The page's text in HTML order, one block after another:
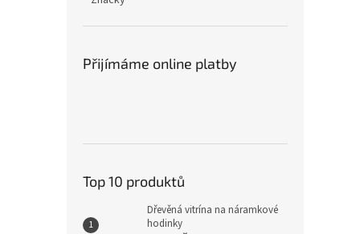
Přijímáme online platby
Top 10 produktů
Dřevěná vitrína na náramkové
hodinky